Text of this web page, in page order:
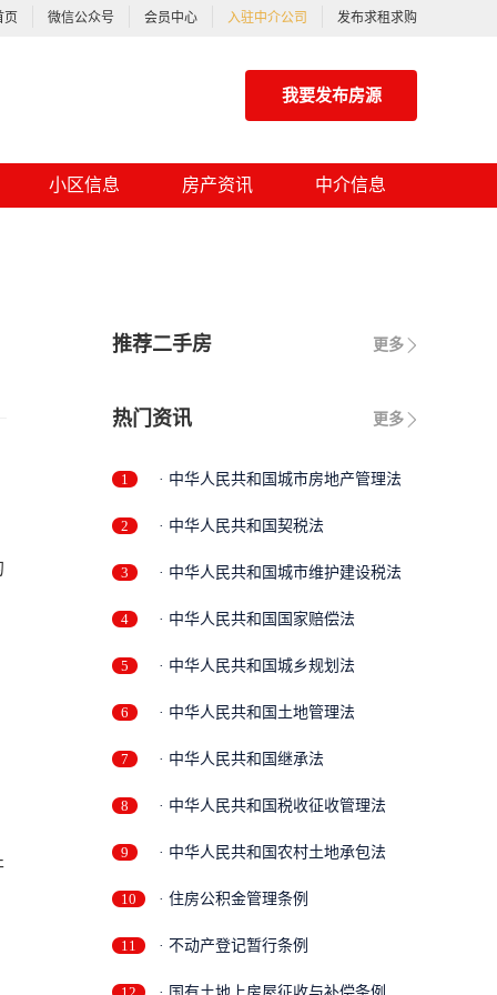
页 微信公众号 会员中心 入驻中介公司 发布求租求购
我要发布房源
小区信息 房产资讯 中介信息
更多
推荐二手房
更多
热门资讯
1 · 中华人民共和国城市房地产管理法
2 · 中华人民共和国契税法
3 · 中华人民共和国城市维护建设税法
4 · 中华人民共和国国家赔偿法
5 · 中华人民共和国城乡规划法
6 · 中华人民共和国土地管理法
7 · 中华人民共和国继承法
8 · 中华人民共和国税收征收管理法
9 · 中华人民共和国农村土地承包法
10 · 住房公积金管理条例
11 · 不动产登记暂行条例